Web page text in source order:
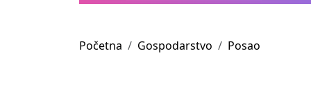
Početna Gospodarstvo Posao